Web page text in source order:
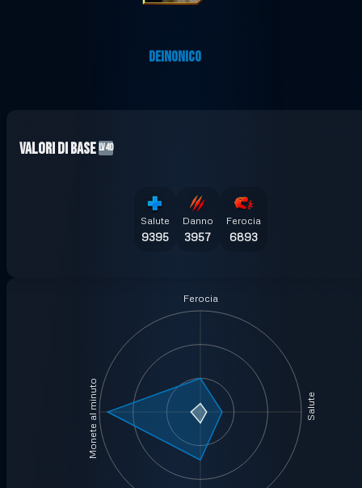
DEINONICO
Valori di base LV40
Salute
9395
Danno
3957
Ferocia
6893
Ferocia
Salute
Monete al minuto